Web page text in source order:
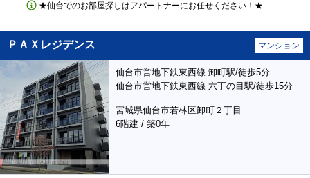
★仙台でのお部屋探しはアパートナーにお任せください！★
ＰＡＸレジデンス マンション
仙台市営地下鉄東西線 卸町駅/徒歩5分
仙台市営地下鉄東西線 六丁の目駅/徒歩15分
宮城県仙台市若林区卸町２丁目
6階建 / 築0年